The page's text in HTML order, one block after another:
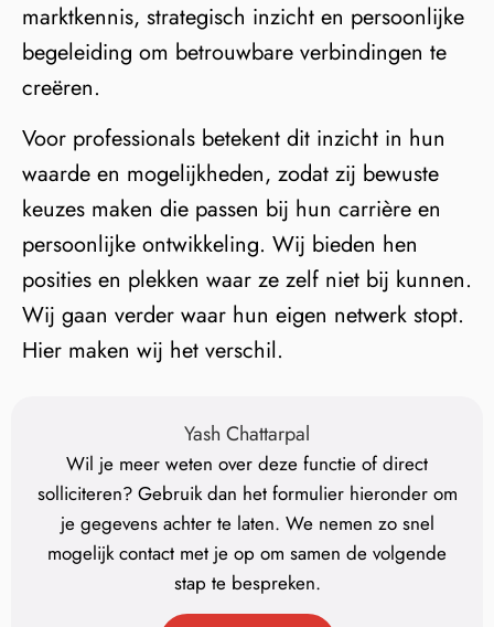
marktkennis, strategisch inzicht en persoonlijke
begeleiding om betrouwbare verbindingen te
creëren.
Voor professionals betekent dit inzicht in hun
waarde en mogelijkheden, zodat zij bewuste
keuzes maken die passen bij hun carrière en
persoonlijke ontwikkeling. Wij bieden hen
posities en plekken waar ze zelf niet bij kunnen.
Wij gaan verder waar hun eigen netwerk stopt.
Hier maken wij het verschil.
Yash Chattarpal
Wil je meer weten over deze functie of direct
solliciteren? Gebruik dan het formulier hieronder om
je gegevens achter te laten. We nemen zo snel
mogelijk contact met je op om samen de volgende
stap te bespreken.